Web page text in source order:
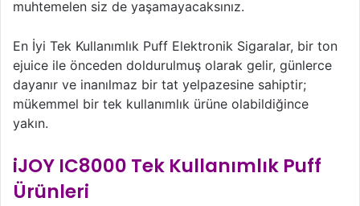
muhtemelen siz de yaşamayacaksınız.
En İyi Tek Kullanımlık Puff Elektronik Sigaralar, bir ton
ejuice ile önceden doldurulmuş olarak gelir, günlerce
dayanır ve inanılmaz bir tat yelpazesine sahiptir;
mükemmel bir tek kullanımlık ürüne olabildiğince
yakın.
iJOY IC8000 Tek Kullanımlık Puff
Ürünleri